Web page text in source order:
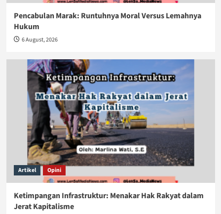
Pencabulan Marak: Runtuhnya Moral Versus Lemahnya
Hukum
6 August, 2026
Artikel Opini
Ketimpangan Infrastruktur: Menakar Hak Rakyat dalam
Jerat Kapitalisme